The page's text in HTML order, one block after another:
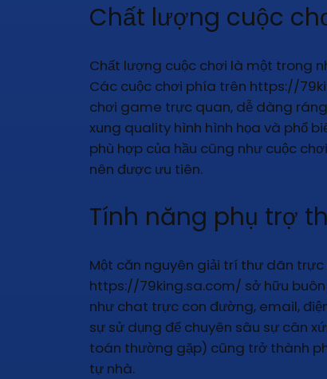
Chất lượng cuộc
Chất lượng cuộc chơi là một trong
Các cuộc chơi phía trên https://
chơi game trực quan, dễ dàng
xung quality hình hình họa và phổ
phù hợp của hầu cũng như cuộc
nên được ưu tiên.
Tính năng phụ trợ
Một căn nguyên giải trí thư dãn trực
https://79king.sa.com/ sở hữu
như chat trực con đường, email,
sự sử dụng để chuyên sâu sự cân
toán thường gặp) cũng trở thành
tự nhà.